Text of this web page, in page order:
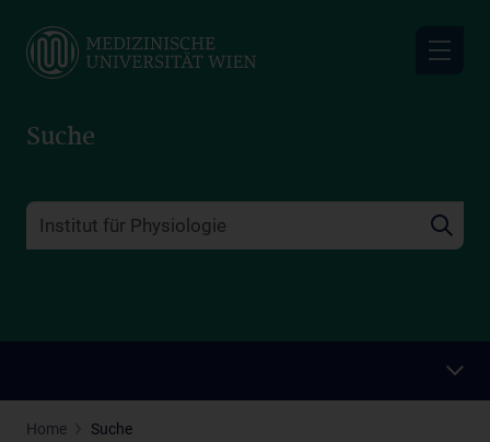
main
Suche
Home Suche